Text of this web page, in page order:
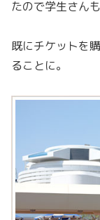
たので学生さん
既にチケットを
ることに。